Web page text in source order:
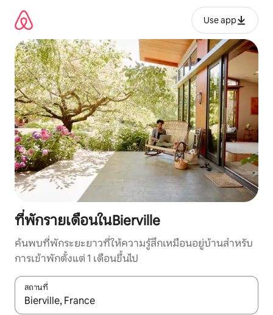
เนื้อหา
Use app
ที่พักรายเดือนในBierville
ค้นพบที่พักระยะยาวที่ให้ความรู้สึกเหมือนอยู่บ้านสำหรับ
การเข้าพักตั้งแต่ 1 เดือนขึ้นไป
สถานที่
ใช้ลูกศรขึ้นลง หรือใช้การสัมผัสหรือปัด เพื่อสำรวจผลการค้นหา